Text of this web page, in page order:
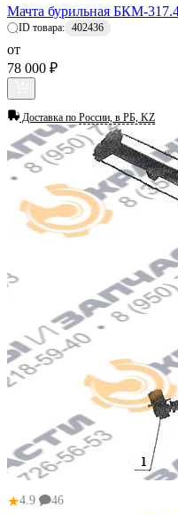
Мачта бурильная БКМ-
ID товара: 402436
от
78 000 ₽
Доставка по России, в РБ, KZ
★4.9 46